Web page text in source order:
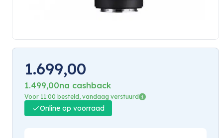
1.699,00
1.499,00na cashback
Voor 11:00 besteld, vandaag verstuurd
Online op voorraad